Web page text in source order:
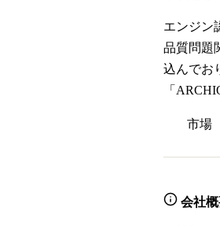
エンジン
品質問題
込んでお
「
市場
会社